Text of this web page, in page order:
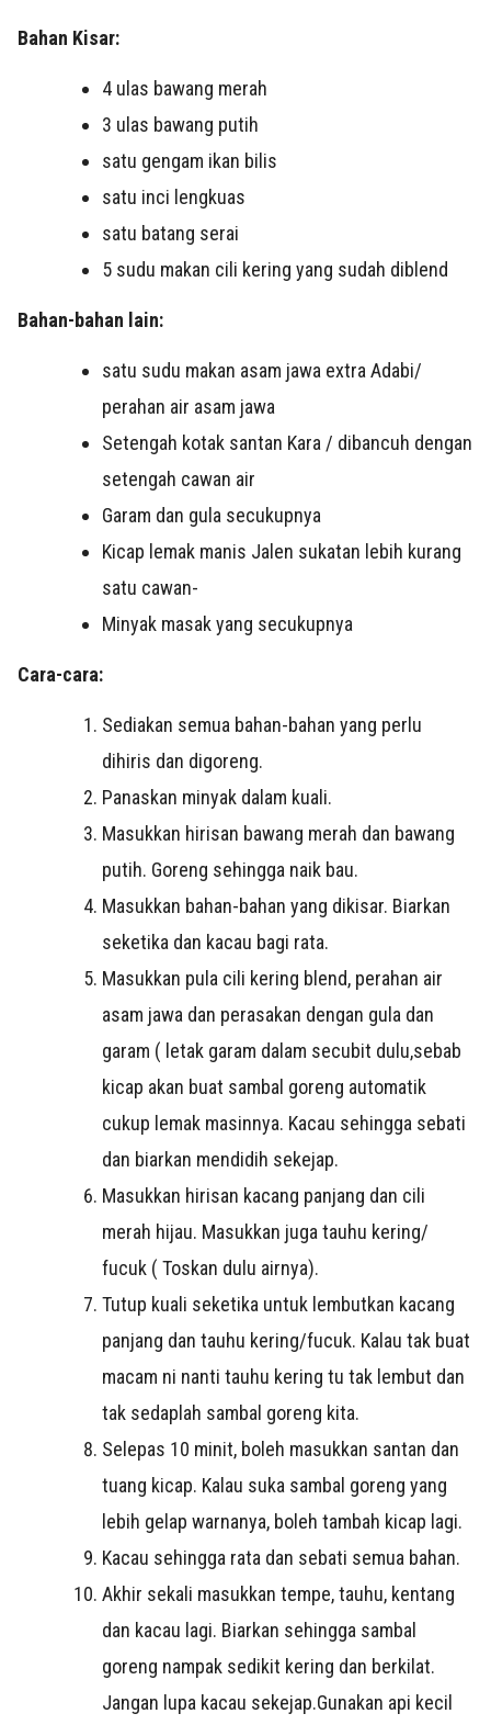
Bahan Kisar:
4 ulas bawang merah
3 ulas bawang putih
satu gengam ikan bilis
satu inci lengkuas
satu batang serai
5 sudu makan cili kering yang sudah diblend
Bahan-bahan lain:
satu sudu makan asam jawa extra Adabi/
perahan air asam jawa
Setengah kotak santan Kara / dibancuh dengan
setengah cawan air
Garam dan gula secukupnya
Kicap lemak manis Jalen sukatan lebih kurang
satu cawan-
Minyak masak yang secukupnya
Cara-cara:
Sediakan semua bahan-bahan yang perlu
dihiris dan digoreng.
Panaskan minyak dalam kuali.
Masukkan hirisan bawang merah dan bawang
putih. Goreng sehingga naik bau.
Masukkan bahan-bahan yang dikisar. Biarkan
seketika dan kacau bagi rata.
Masukkan pula cili kering blend, perahan air
asam jawa dan perasakan dengan gula dan
garam ( letak garam dalam secubit dulu,sebab
kicap akan buat sambal goreng automatik
cukup lemak masinnya. Kacau sehingga sebati
dan biarkan mendidih sekejap.
Masukkan hirisan kacang panjang dan cili
merah hijau. Masukkan juga tauhu kering/
fucuk ( Toskan dulu airnya).
Tutup kuali seketika untuk lembutkan kacang
panjang dan tauhu kering/fucuk. Kalau tak buat
macam ni nanti tauhu kering tu tak lembut dan
tak sedaplah sambal goreng kita.
Selepas 10 minit, boleh masukkan santan dan
tuang kicap. Kalau suka sambal goreng yang
lebih gelap warnanya, boleh tambah kicap lagi.
Kacau sehingga rata dan sebati semua bahan.
Akhir sekali masukkan tempe, tauhu, kentang
dan kacau lagi. Biarkan sehingga sambal
goreng nampak sedikit kering dan berkilat.
Jangan lupa kacau sekejap.Gunakan api kecil